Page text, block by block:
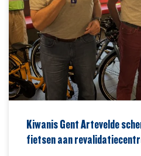
Kiwanis Gent Artevelde
fietsen aan